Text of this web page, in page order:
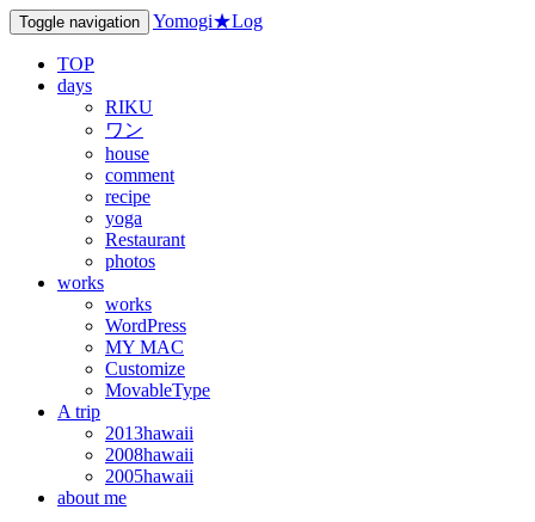
Toggle navigation Yomogi★Log
TOP
days
RIKU
ワン
house
comment
recipe
yoga
Restaurant
photos
works
works
WordPress
MY MAC
Customize
MovableType
A trip
2013hawaii
2008hawaii
2005hawaii
about me